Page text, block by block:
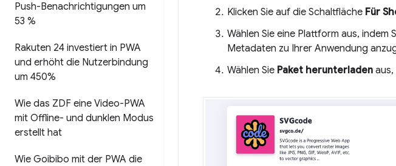
Push-Benachrichtigungen um
53 %
Rakuten 24 investiert in PWA
und erhöht die Nutzerbindung
um 450%
Wie das ZDF eine Video-PWA
mit Offline- und dunklen Modus
erstellt hat
Wie Goibibo mit der PWA die
Klicken Sie auf die Schaltfläche Für
Wählen Sie eine Plattform aus, indem
Metadaten zu Ihrer Anwendung
Wählen Sie Paket herunterladen